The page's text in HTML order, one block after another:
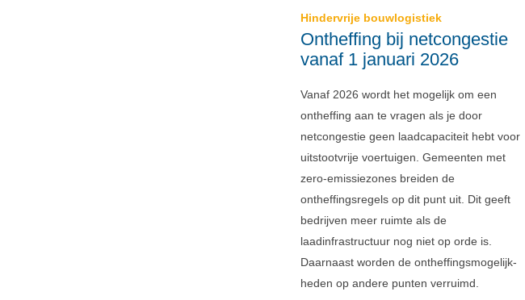
Hindervrije bouwlogistiek
Ontheffing bij netcongestie
vanaf 1 januari 2026
Vanaf 2026 wordt het mogelijk om een
ontheffing aan te vragen als je door
netcongestie geen laadcapaciteit hebt voor
uitstootvrije voertuigen. Gemeenten met
zero-emissiezones breiden de
ontheffingsregels op dit punt uit. Dit geeft
bedrijven meer ruimte als de
laadinfrastructuur nog niet op orde is.
Daarnaast worden de ontheffingsmogelijk-
heden op andere punten verruimd.